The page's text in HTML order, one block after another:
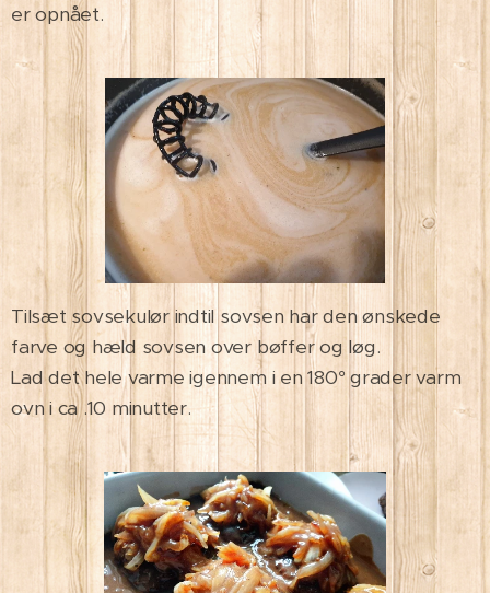
er opnået.
Tilsæt sovsekulør indtil sovsen har den ønskede
farve og hæld sovsen over bøffer og løg.
Lad det hele varme igennem i en 180° grader varm
ovn i ca .10 minutter.